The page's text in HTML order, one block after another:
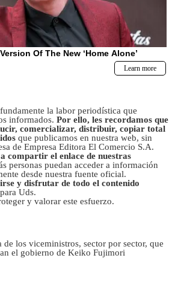
la labor periodística que
informados. Por ello, les recordamos que
comercializar, distribuir, copiar total
que publicamos en nuestra web, sin
de Empresa Editora El Comercio S.A.
compartir el enlace de nuestras
personas puedan acceder a información
desde nuestra fuente oficial.
y disfrutar de todo el contenido
Uds.
y valorar este esfuerzo.
de los viceministros, sector por sector, que
el gobierno de Keiko Fujimori